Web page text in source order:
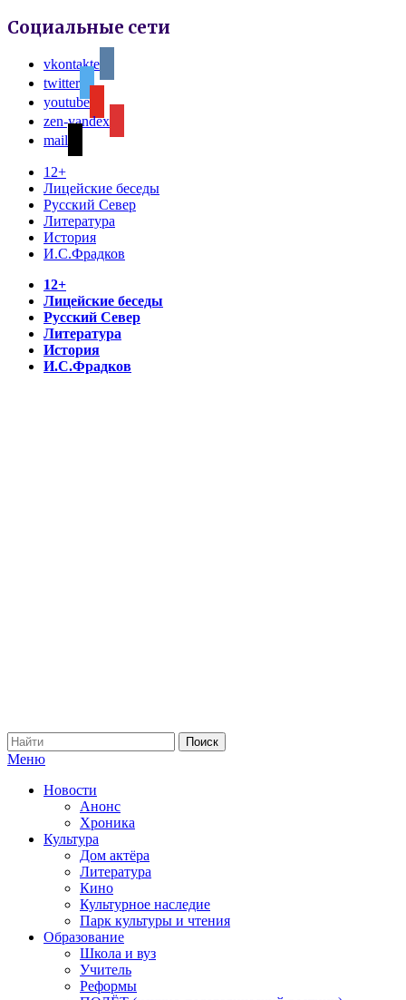
Социальные сети
vkontakte
twitter
youtube
zen-yandex
mail
12+
Лицейские беседы
Русский Север
Литература
История
И.С.Фрадков
12+
Лицейские беседы
Русский Север
Литература
История
И.С.Фрадков
Меню
Новости
Анонс
Хроника
Культура
Дом актёра
Литература
Кино
Культурное наследие
Парк культуры и чтения
Образование
Школа и вуз
Учитель
Реформы